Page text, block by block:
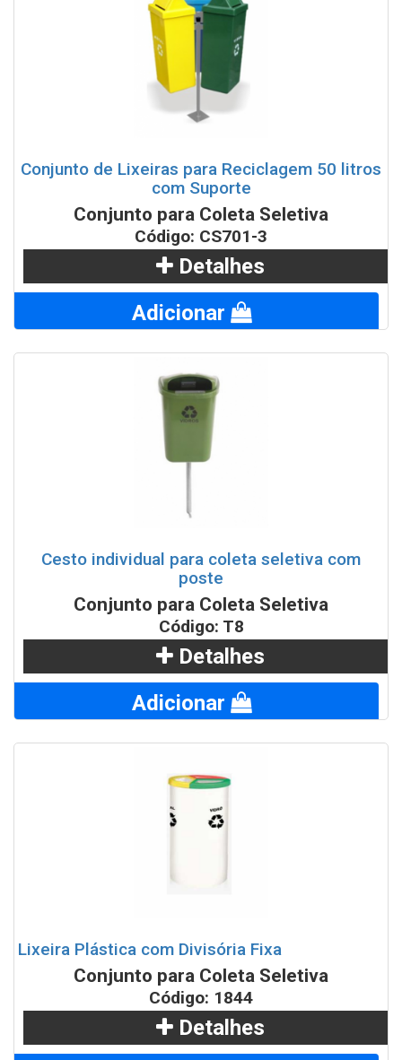
Conjunto de Lixeiras para Reciclagem 50 litros
com Suporte
Conjunto para Coleta Seletiva
Código: CS701-3
Detalhes
Adicionar
Cesto individual para coleta seletiva com
poste
Conjunto para Coleta Seletiva
Código: T8
Detalhes
Adicionar
Lixeira Plástica com Divisória Fixa
Conjunto para Coleta Seletiva
Código: 1844
Detalhes